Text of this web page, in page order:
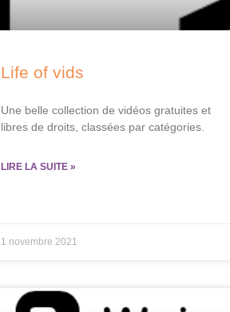
Life of vids
Une belle collection de vidéos gratuites et
libres de droits, classées par catégories.
LIRE LA SUITE »
1 novembre 2021